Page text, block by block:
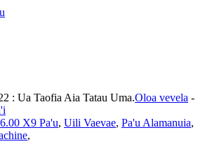
: Ua Taofia Aia Tatau Uma.Oloa vevela -
6.00 X9 Pa'u, Uili Vaevae, Pa'u Alamanuia,
,